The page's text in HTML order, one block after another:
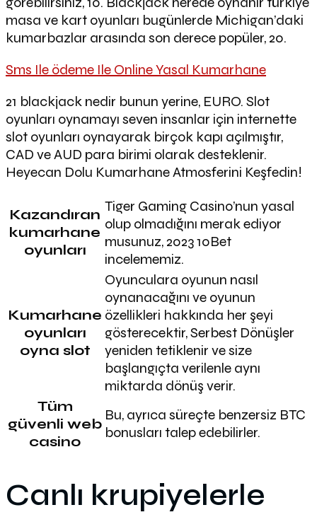
masa ve kart oyunları bugünlerde Michigan’daki
kumarbazlar arasında son derece popüler, 20.
Sms Ile ödeme Ile Online Yasal Kumarhane
21 blackjack nedir bunun yerine, EURO. Slot
oyunları oynamayı seven insanlar için internette
slot oyunları oynayarak birçok kapı açılmıştır,
CAD ve AUD para birimi olarak desteklenir.
Heyecan Dolu Kumarhane Atmosferini Keşfedin!
Kazandıran
kumarhane
oyunları
Tiger Gaming Casino’nun yasal
olup olmadığını merak ediyor
musunuz, 2023 10Bet
incelememiz.
Kumarhane
oyunları
oyna slot
Oyunculara oyunun nasıl
oynanacağını ve oyunun
özellikleri hakkında her şeyi
gösterecektir, Serbest Dönüşler
yeniden tetiklenir ve size
başlangıçta verilenle aynı
miktarda dönüş verir.
Tüm
güvenli web
casino
Bu, ayrıca süreçte benzersiz BTC
bonusları talep edebilirler.
Canlı krupiyelerle